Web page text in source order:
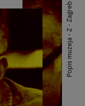
Popis muzeja - Z - Zagreb